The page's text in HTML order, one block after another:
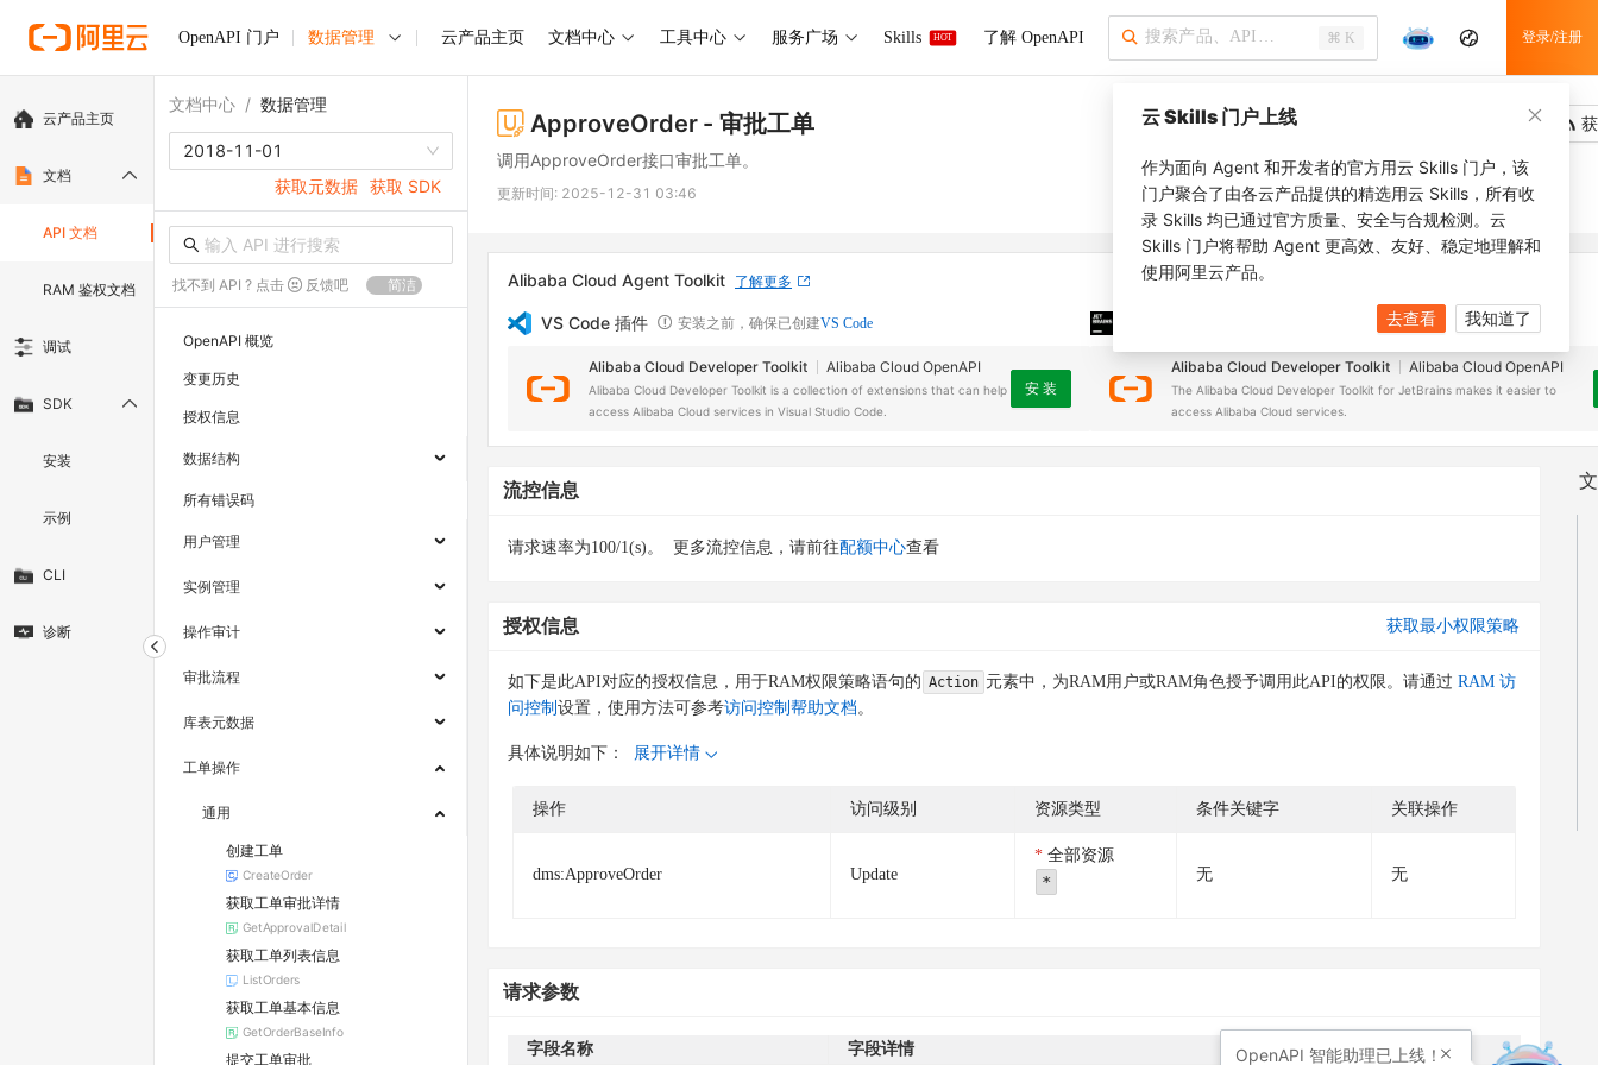
OpenAPI 门户 数据管理 云产品主页 文档中心 工具中心 服务广场 Skills HOT 了解 OpenAPI ⌘ K 登录/注册
云产品主页
文档
API 文档
RAM 鉴权文档
调试
SDK
安装
示例
CLI
诊断
文档中心 / 数据管理
2018-11-01
获取元数据 获取 SDK
找不到 API ? 点击 反馈吧 简洁
OpenAPI 概览
变更历史
授权信息
数据结构
所有错误码
用户管理
实例管理
操作审计
审批流程
库表元数据
工单操作
通用
创建工单
CreateOrder
获取工单审批详情
GetApprovalDetail
获取工单列表信息
ListOrders
获取工单基本信息
GetOrderBaseInfo
提交工单审批
ApproveOrder - 审批工单
调用ApproveOrder接口审批工单。
更新时间: 2025-12-31 03:46
Alibaba Cloud Agent Toolkit 了解更多
VS Code 插件 安装之前，确保已创建VS Code
Alibaba Cloud Developer Toolkit Alibaba Cloud OpenAPI
Alibaba Cloud Developer Toolkit is a collection of extensions that can help
access Alibaba Cloud services in Visual Studio Code.
安 装
安装之前，确保已创建JetBrains IDE
Alibaba Cloud Developer Toolkit Alibaba Cloud OpenAPI
The Alibaba Cloud Developer Toolkit for JetBrains makes it easier to
access Alibaba Cloud services.
流控信息
请求速率为100/1(s)。 更多流控信息，请前往配额中心查看
授权信息 获取最小权限策略
如下是此API对应的授权信息，用于RAM权限策略语句的 Action 元素中，为RAM用户或RAM角色授予调用此API的权限。请通过 RAM 访
问控制 设置，使用方法可参考访问控制帮助文档。
具体说明如下： 展开详情
操作 访问级别 资源类型 条件关键字 关联操作
dms:ApproveOrder Update
全部资源
* 无 无
请求参数
字段名称 字段详情
云 Skills 门户上线
作为面向 Agent 和开发者的官方用云 Skills 门户，该
门户聚合了由各云产品提供的精选用云 Skills，所有收
录 Skills 均已通过官方质量、安全与合规检测。云
Skills 门户将帮助 Agent 更高效、友好、稳定地理解和
使用阿里云产品。
去查看 我知道了
OpenAPI 智能助理已上线！